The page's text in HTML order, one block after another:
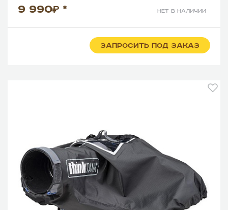
9 990 * нет в наличии
ЗАПРОСИТЬ ПОД ЗАКАЗ